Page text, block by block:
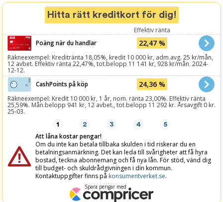
Hitta rätt kreditkort för dig!
Effektiv ränta
Poäng när du handlar
22,47 %
Räkneexempel: Kreditränta 18,05%, kredit 10 000 kr, adm.avg. 25 kr/mån,
12 avbet. Effektiv ränta 22,47%, tot.belopp 11 141 kr, 928 kr/mån. 2024-
12-12.
CashPoints på köp
24,36 %
Räkneexempel: Kredit 10 000 kr, 1 år, nom. ränta 23,00%. Effektiv ränta
25,59%. Mån.belopp 941 kr, 12 avbet., tot.belopp 11 292 kr. Årsavgift 0 kr.
25-03.
1 2 3 4 5
Att låna kostar pengar!
Om du inte kan betala tillbaka skulden i tid riskerar du en
betalningsanmärkning. Det kan leda till svårigheter att få hyra
bostad, teckna abonnemang och få nya lån. För stöd, vänd dig
till budget- och skuldrådgivningen i din kommun.
Kontaktuppgifter finns på konsumentverket.se.
Spara pengar med